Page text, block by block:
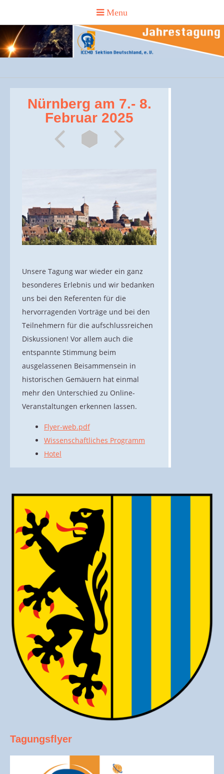
Nürnberg am 7.- 8.
Februar 2025
Unsere Tagung war wieder ein ganz
besonderes Erlebnis und wir bedanken
uns bei den Referenten für die
hervorragenden Vorträge und bei den
Teilnehmern für die aufschlussreichen
Diskussionen! Vor allem auch die
entspannte Stimmung beim
ausgelassenen Beisammensein in
historischen Gemäuern hat einmal
mehr den Unterschied zu Online-
Veranstaltungen erkennen lassen.
Flyer-web.pdf
Wissenschaftliches Programm
Hotel
Tagungsflyer